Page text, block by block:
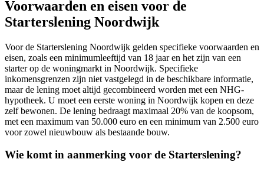
Voorwaarden en eisen voor de
Starterslening Noordwijk
Voor de Starterslening Noordwijk gelden specifieke voorwaarden en
eisen, zoals een minimumleeftijd van 18 jaar en het zijn van een
starter op de woningmarkt in Noordwijk. Specifieke
inkomensgrenzen zijn niet vastgelegd in de beschikbare informatie,
maar de lening moet altijd gecombineerd worden met een NHG-
hypotheek. U moet een eerste woning in Noordwijk kopen en deze
zelf bewonen. De lening bedraagt maximaal 20% van de koopsom,
met een maximum van 50.000 euro en een minimum van 2.500 euro
voor zowel nieuwbouw als bestaande bouw.
Wie komt in aanmerking voor de Starterslening?